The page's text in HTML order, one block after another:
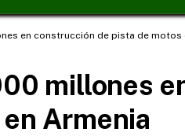
en construcción de pista de motos
millones
Armenia